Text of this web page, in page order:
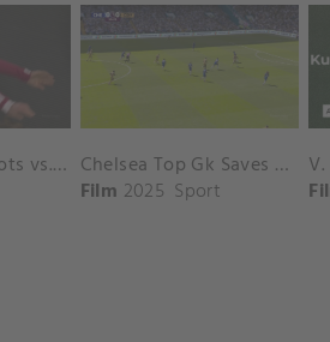
Liverpool Top Shots vs. Fulham
Chelsea Top Gk Saves vs. Crystal Palace
Film 2025 Sport